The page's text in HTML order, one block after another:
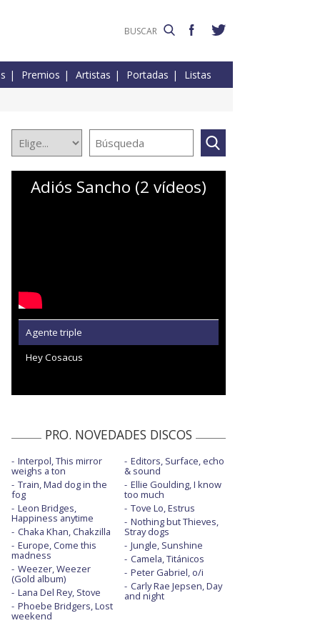
Premios Artistas Portadas Listas
Adiós Sancho (2 vídeos)
Agente triple
Hey Cosacus
PRO. NOVEDADES DISCOS
Interpol, This mirror
weighs a ton
Train, Mad dog in the
fog
Leon Bridges,
Happiness anytime
Chaka Khan, Chakzilla
Europe, Come this
madness
Weezer, Weezer
(Gold album)
Lana Del Rey, Stove
Phoebe Bridgers, Lost
weekend
Editors, Surface, echo
& sound
Ellie Goulding, I know
too much
Tove Lo, Estrus
Nothing but Thieves,
Stray dogs
Jungle, Sunshine
Camela, Titánicos
Peter Gabriel, o/i
Carly Rae Jepsen, Day
and night